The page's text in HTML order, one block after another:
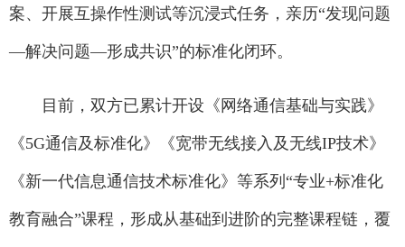
案、开展互操作性测试等沉浸式任务，亲历“发现问题
—解决问题—形成共识”的标准化闭环。
目前，双方已累计开设《网络通信基础与实践》
《5G通信及标准化》《宽带无线接入及无线IP技术》
《新一代信息通信技术标准化》等系列“专业+标准化
教育融合”课程，形成从基础到进阶的完整课程链，覆